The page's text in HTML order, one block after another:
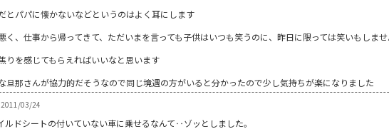
とパパに懐かないなどというのはよく耳にします
く、仕事から帰ってきて、ただいまを言っても子供はいつも笑うのに、昨日に限っては笑いもしま
りを感じてもらえればいいなと思います
旦那さんが協力的だそうなので同じ境遇の方がいると分かったので少し気持ちが楽になりました
2011/03/24
ルドシートの付いていない車に乗せるなんて‥ゾッとしました。